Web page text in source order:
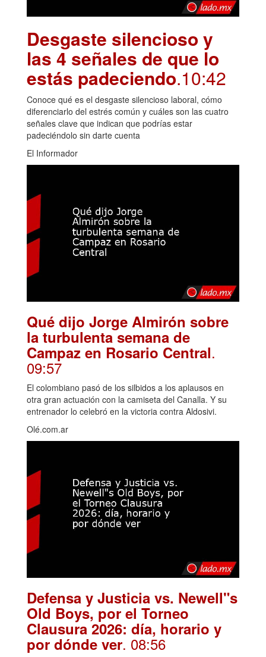
Desgaste silencioso y
las 4 señales de que lo
estás padeciendo.10:42
Conoce qué es el desgaste silencioso laboral, cómo
diferenciarlo del estrés común y cuáles son las cuatro
señales clave que indican que podrías estar
padeciéndolo sin darte cuenta
El Informador
Qué dijo Jorge Almirón sobre
la turbulenta semana de
Campaz en Rosario Central.
09:57
El colombiano pasó de los silbidos a los aplausos en
otra gran actuación con la camiseta del Canalla. Y su
entrenador lo celebró en la victoria contra Aldosivi.
Olé.com.ar
Defensa y Justicia vs. Newell"s
Old Boys, por el Torneo
Clausura 2026: día, horario y
por dónde ver. 08:56